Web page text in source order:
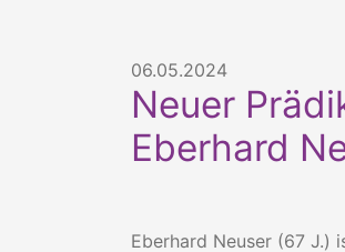
06.05.2024
Neuer
Eberhard
Eberhard Neuser (67 J.)